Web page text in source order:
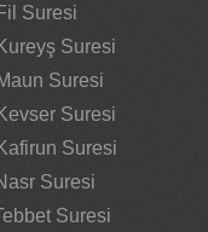
Suresi
Suresi
Suresi
Suresi
Suresi
Suresi
Suresi